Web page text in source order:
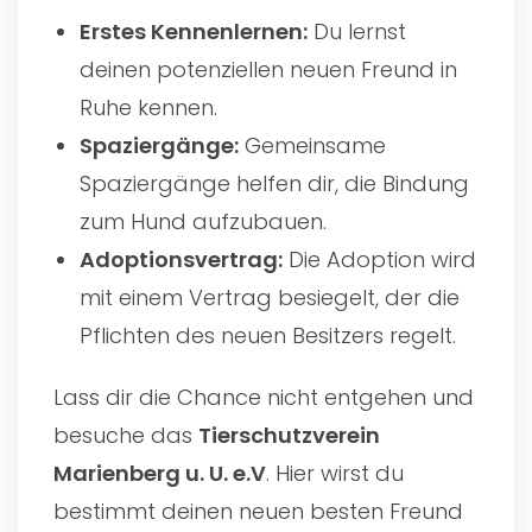
Erstes Kennenlernen: Du lernst
deinen potenziellen neuen Freund in
Ruhe kennen.
Spaziergänge: Gemeinsame
Spaziergänge helfen dir, die Bindung
zum Hund aufzubauen.
Adoptionsvertrag: Die Adoption wird
mit einem Vertrag besiegelt, der die
Pflichten des neuen Besitzers regelt.
Lass dir die Chance nicht entgehen und
besuche das Tierschutzverein
Marienberg u. U. e.V. Hier wirst du
bestimmt deinen neuen besten Freund